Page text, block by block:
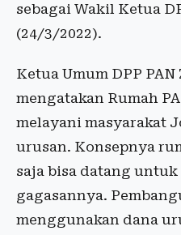
sebagai Wakil Ketua
(24/3/2022).
Ketua Umum DPP
mengatakan Rumah
melayani masyarakat
urusan. Konsepnya
saja bisa datang
gagasannya.
menggunakan dana